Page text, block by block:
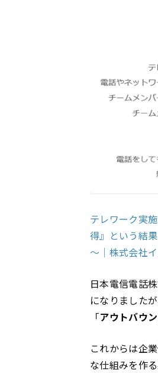
テレワーク実
得』という結
～｜株式会社
日本電信電話
になりました
「アウトバウ
これからは企
な仕組みを作